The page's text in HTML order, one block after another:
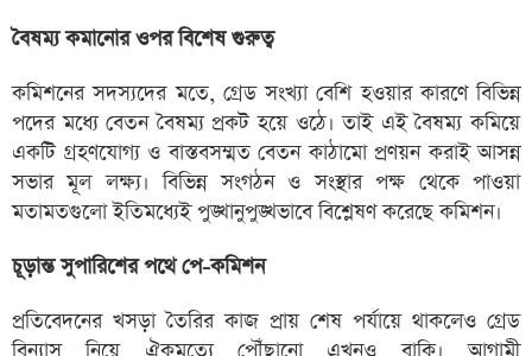
বৈষম্য কমানোর ওপর বিশেষ গুরুত্ব
কমিশনের সদস্যদের মতে, গ্রেড সংখ্যা বেশি হওয়ার কারণে বিভিন্ন
পদের মধ্যে বেতন বৈষম্য প্রকট হয়ে ওঠে। তাই এই বৈষম্য কমিয়ে
একটি গ্রহণযোগ্য ও বাস্তবসম্মত বেতন কাঠামো প্রণয়ন করাই আসন্ন
সভার মূল লক্ষ্য। বিভিন্ন সংগঠন ও সংস্থার পক্ষ থেকে পাওয়া
মতামতগুলো ইতিমধ্যেই পুঙ্খানুপুঙ্খভাবে বিশ্লেষণ করেছে কমিশন।
চূড়ান্ত সুপারিশের পথে পে-কমিশন
প্রতিবেদনের খসড়া তৈরির কাজ প্রায় শেষ পর্যায়ে থাকলেও গ্রেড